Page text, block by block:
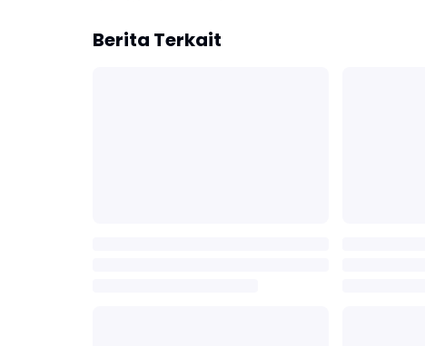
Berita Terkait